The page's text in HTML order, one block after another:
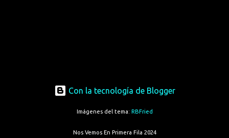
Con la tecnología de Blogger
Imágenes del tema: RBFried
Nos Vemos En Primera Fila 2024